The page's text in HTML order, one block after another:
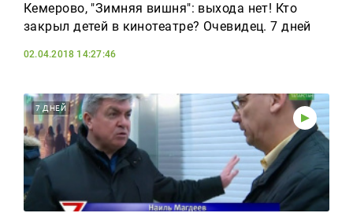
Кемерово, "Зимняя вишня": выхода нет! Кто
закрыл детей в кинотеатре? Очевидец. 7 дней
02.04.2018 14:27:46
7 ДНЕЙ